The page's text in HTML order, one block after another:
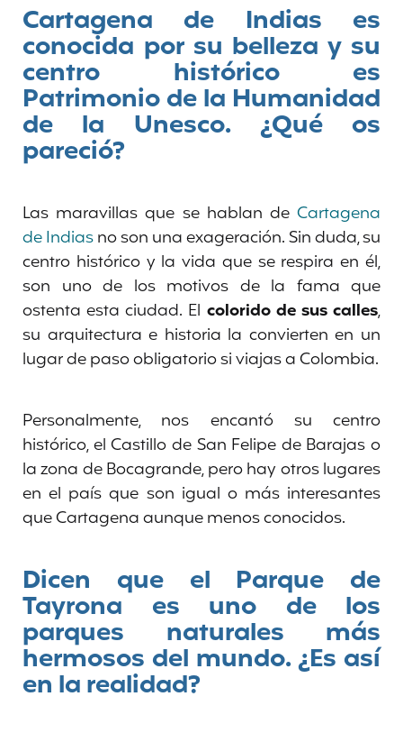
Cartagena de Indias es
conocida por su belleza y su
centro histórico es
Patrimonio de la Humanidad
de la Unesco. ¿Qué os
pareció?
Las maravillas que se hablan deCartagena
de Indiasno son una exageración. Sin duda, su
centro histórico y la vida que se respira en él,
son uno de los motivos de la fama que
ostenta esta ciudad. El colorido de sus calles,
su arquitectura e historia la convierten en un
lugar de paso obligatorio si viajas a Colombia.
Personalmente, nos encantó su centro
histórico, el Castillo de San Felipe de Barajas o
la zona de Bocagrande, pero hay otros lugares
en el país que son igual o más interesantes
que Cartagena aunque menos conocidos.
Dicen que el Parque de
Tayrona es uno de los
parques naturales más
hermosos del mundo. ¿Es así
en la realidad?